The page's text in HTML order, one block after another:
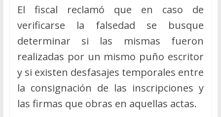
El fiscal reclamó que en caso de
verificarse la falsedad se busque
determinar si las mismas fueron
realizadas por un mismo puño escritor
y si existen desfasajes temporales entre
la consignación de las inscripciones y
las firmas que obras en aquellas actas.